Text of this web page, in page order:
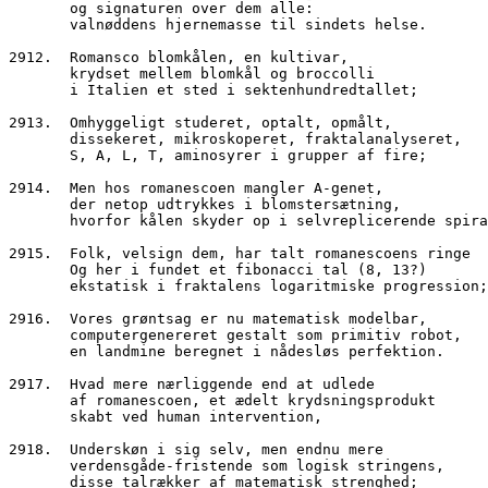
       og signaturen over dem alle:
       valnøddens hjernemasse til sindets helse.
2912.  Romansco blomkålen, en kultivar,
       krydset mellem blomkål og broccolli
       i Italien et sted i sektenhundredtallet;
2913.  Omhyggeligt studeret, optalt, opmålt,
       dissekeret, mikroskoperet, fraktalanalyseret,
       S, A, L, T, aminosyrer i grupper af fire;
2914.  Men hos romanescoen mangler A-genet,
       der netop udtrykkes i blomstersætning,
hvorfor kålen skyder op i selvreplicerende
2915.  Folk, velsign dem, har talt romanescoens ringe
       Og her i fundet et fibonacci tal (8, 13?)
       ekstatisk i fraktalens logaritmiske progression;
2916.  Vores grøntsag er nu matematisk modelbar,
       computergenereret gestalt som primitiv robot,
       en landmine beregnet i nådesløs perfektion.
2917.  Hvad mere nærliggende end at udlede
       af romanescoen, et ædelt krydsningsprodukt
       skabt ved human intervention,
2918.  Underskøn i sig selv, men endnu mere
       verdensgåde-fristende som logisk stringens,
       disse talrækker af matematisk strenghed;